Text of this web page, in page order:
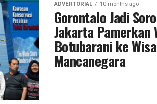
ADVERTORIAL 10 months ago
Gorontalo Jadi
Jakarta Pamerkan
Botubarani ke
Mancanegara